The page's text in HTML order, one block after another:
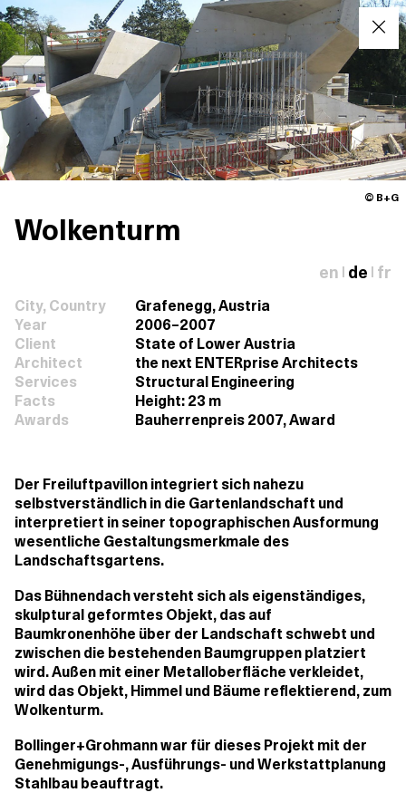
© B+G
Wolkenturm
en de fr
City, Country
Grafenegg, Austria
Year
2006–2007
Client
State of Lower Austria
Architect
the next ENTERprise Architects
Services
Structural Engineering
Facts
Height: 23 m
Awards
Bauherrenpreis 2007, Award
Der Freiluftpavillon integriert sich nahezu
selbstverständlich in die Gartenlandschaft und
interpretiert in seiner topographischen Ausformung
wesentliche Gestaltungsmerkmale des
Landschaftsgartens.
Das Bühnendach versteht sich als eigenständiges,
skulptural geformtes Objekt, das auf
Baumkronenhöhe über der Landschaft schwebt und
zwischen die bestehenden Baumgruppen platziert
wird. Außen mit einer Metalloberfläche verkleidet,
wird das Objekt, Himmel und Bäume reflektierend, zum
Wolkenturm.
Bollinger+Grohmann war für dieses Projekt mit der
Genehmigungs-, Ausführungs- und Werkstattplanung
Stahlbau beauftragt.